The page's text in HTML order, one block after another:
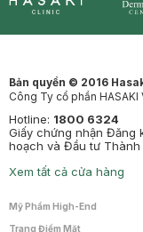
Bản quyền © 2016
Công Ty cổ phần HASAKI
Hotline: 1800 6324
Giấy chứng nhận Đăng
hoạch và Đầu tư Thành
Xem tất cả cửa hàng
Mỹ Phẩm High-End
Trang Điểm Mặt